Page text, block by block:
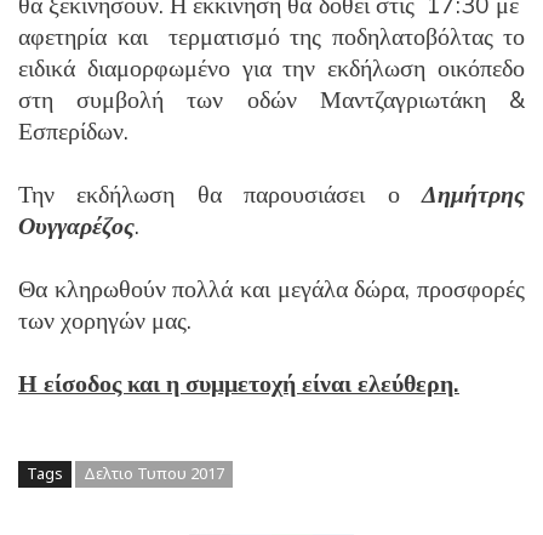
αφετηρία και τερματισμό της ποδηλατοβόλτας το
ειδικά διαμορφωμένο για την εκδήλωση οικόπεδο
στη συμβολή των οδών Μαντζαγριωτάκη &
Εσπερίδων.
Την εκδήλωση θα παρουσιάσει οΔημήτρης
Ουγγαρέζος.
Θα κληρωθούν πολλά και μεγάλα δώρα, προσφορές
των χορηγών μας.
Η είσοδος και η συμμετοχή είναι ελεύθερη.
Tags Δελτιο Τυπου 2017